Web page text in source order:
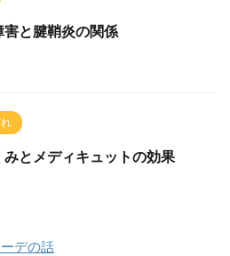
害と腱鞘炎の関係
みとメディキュットの効果
デの話